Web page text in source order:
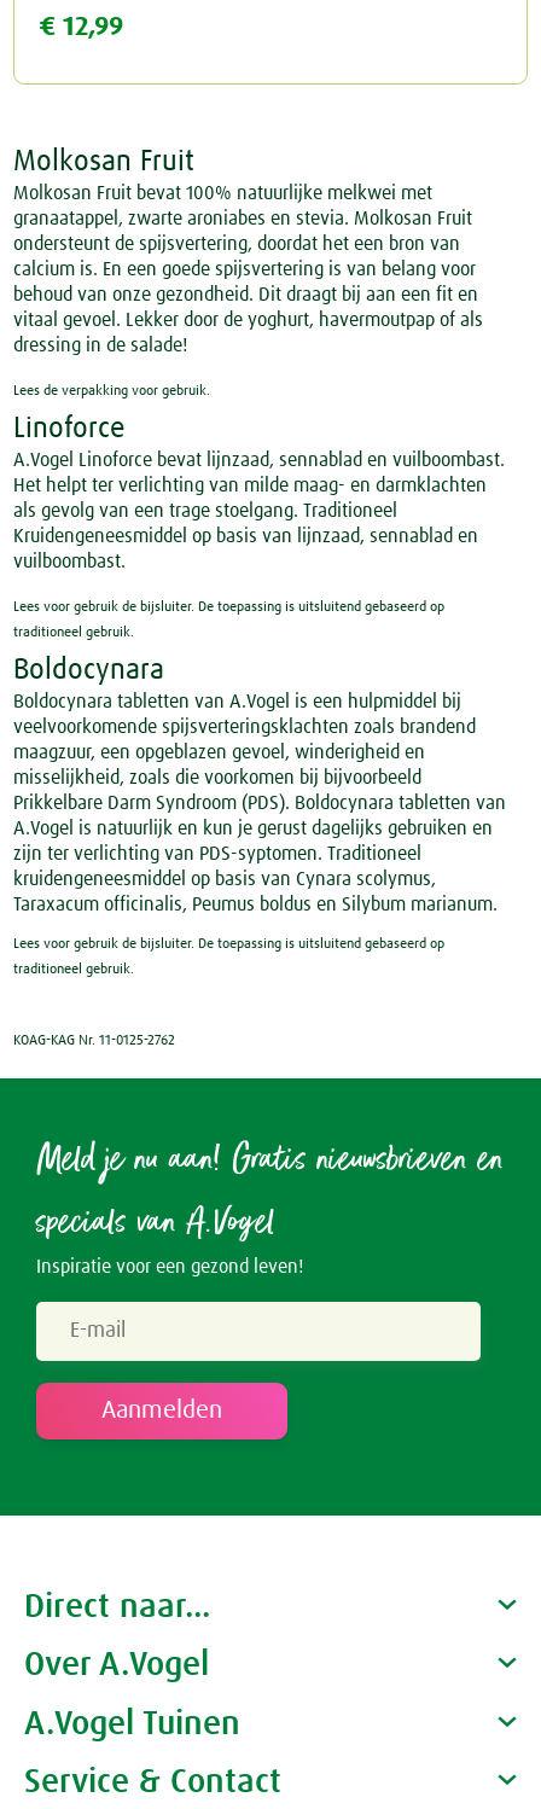
€ 12,99
Molkosan Fruit
Molkosan Fruit bevat 100% natuurlijke melkwei met
granaatappel, zwarte aroniabes en stevia. Molkosan Fruit
ondersteunt de spijsvertering, doordat het een bron van
calcium is. En een goede spijsvertering is van belang voor
behoud van onze gezondheid. Dit draagt bij aan een fit en
vitaal gevoel. Lekker door de yoghurt, havermoutpap of als
dressing in de salade!
Lees de verpakking voor gebruik.
Linoforce
A.Vogel Linoforce bevat lijnzaad, sennablad en vuilboombast.
Het helpt ter verlichting van milde maag- en darmklachten
als gevolg van een trage stoelgang. Traditioneel
Kruidengeneesmiddel op basis van lijnzaad, sennablad en
vuilboombast.
Lees voor gebruik de bijsluiter. De toepassing is uitsluitend gebaseerd op
traditioneel gebruik.
Boldocynara
Boldocynara tabletten van A.Vogel is een hulpmiddel bij
veelvoorkomende spijsverteringsklachten zoals brandend
maagzuur, een opgeblazen gevoel, winderigheid en
misselijkheid, zoals die voorkomen bij bijvoorbeeld
Prikkelbare Darm Syndroom (PDS). Boldocynara tabletten van
A.Vogel is natuurlijk en kun je gerust dagelijks gebruiken en
zijn ter verlichting van PDS-syptomen. Traditioneel
kruidengeneesmiddel op basis van Cynara scolymus,
Taraxacum officinalis, Peumus boldus en Silybum marianum.
Lees voor gebruik de bijsluiter. De toepassing is uitsluitend gebaseerd op
traditioneel gebruik.
KOAG-KAG Nr. 11-0125-2762
Meld je nu aan! Gratis nieuwsbrieven en
specials van A.Vogel
Inspiratie voor een gezond leven!
Direct naar...
Producten
Gezondheidscoaches
Over A.Vogel
Alfred Vogel
Waarom A.Vogel kiezen
A.Vogel Tuinen
Over A.Vogel tuinen
Service & Contact